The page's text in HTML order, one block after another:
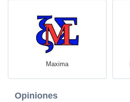
Maxima
Opiniones